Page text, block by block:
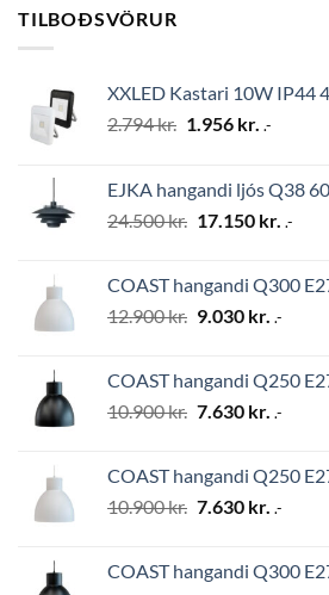
TILBOÐSVÖRUR
XXLED Kastari 10W IP44
2.794kr. Original
2.794 kr..
1.956 kr. Current
1.956 kr..
.-
EJKA hangandi ljós Q38
24.500kr. Original
24.500 kr..
17.150 kr. .-
COAST hangandi Q300
12.900kr. Original
12.900 kr..
9.030 kr. Current
9.030
.-
COAST hangandi Q250
10.900kr. Original
10.900 kr..
7.630 kr. Current
7.630
.-
COAST hangandi Q250
10.900kr. Original
10.900 kr..
7.630 kr. Current
7.630
.-
COAST hangandi Q300